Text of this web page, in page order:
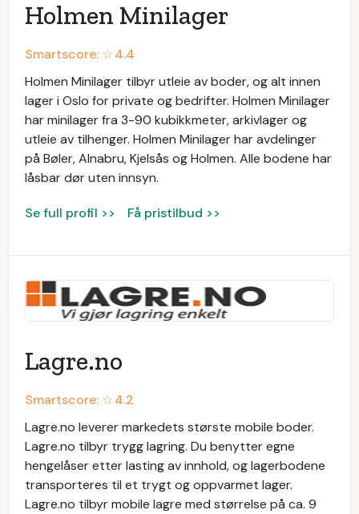
Holmen Minilager
Smartscore: ☆4.4
Holmen Minilager tilbyr utleie av boder, og alt innen
lager i Oslo for private og bedrifter. Holmen Minilager
har minilager fra 3-90 kubikkmeter, arkivlager og
utleie av tilhenger. Holmen Minilager har avdelinger
på Bøler, Alnabru, Kjelsås og Holmen. Alle bodene har
låsbar dør uten innsyn.
Se full profil >> Få pristilbud >>
Lagre.no
Smartscore: ☆4.2
Lagre.no leverer markedets største mobile boder.
Lagre.no tilbyr trygg lagring. Du benytter egne
hengelåser etter lasting av innhold, og lagerbodene
transporteres til et trygt og oppvarmet lager.
Lagre.no tilbyr mobile lagre med størrelse på ca. 9